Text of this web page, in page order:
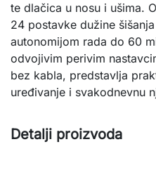
te dlačica u nosu i ušima.
24 postavke dužine
autonomijom rada do 60
odvojivim perivim
bez kabla, predstavlja
uređivanje i svakodnevnu
Detalji proizvoda